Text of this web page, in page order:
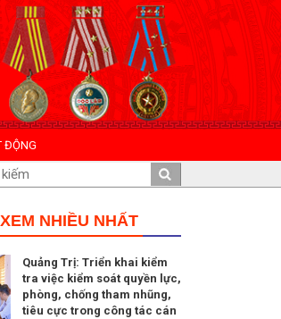
ĐỘNG
NHIỀU NHẤT
Quảng Trị: Triển khai kiểm
tra việc kiểm soát quyền lực,
phòng, chống tham nhũng,
tiêu cực trong công tác cán